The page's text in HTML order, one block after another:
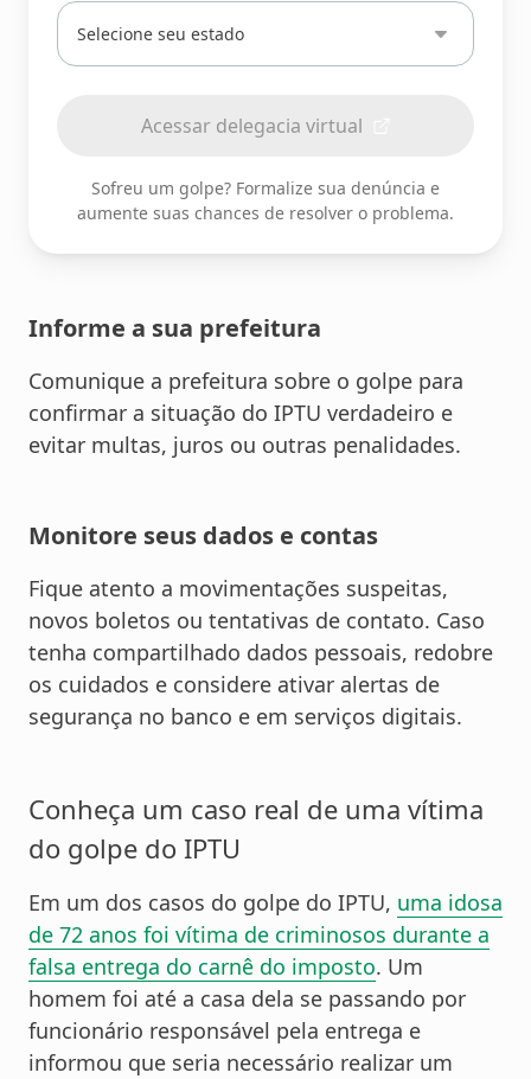
Digite
ou
selecione
Acessar delegacia virtual
Sofreu um golpe? Formalize sua denúncia e
aumente suas chances de resolver o problema.
Informe a sua prefeitura
Comunique a prefeitura sobre o golpe para
confirmar a situação do IPTU verdadeiro e
evitar multas, juros ou outras penalidades.
Monitore seus dados e contas
Fique atento a movimentações suspeitas,
novos boletos ou tentativas de contato. Caso
tenha compartilhado dados pessoais, redobre
os cuidados e considere ativar alertas de
segurança no banco e em serviços digitais.
Conheça um caso real de uma vítima
do golpe do IPTU
Em um dos casos do golpe do IPTU, uma idosa
de 72 anos foi vítima de criminosos durante a
falsa entrega do carnê do imposto. Um
homem foi até a casa dela se passando por
funcionário responsável pela entrega e
informou que seria necessário realizar um